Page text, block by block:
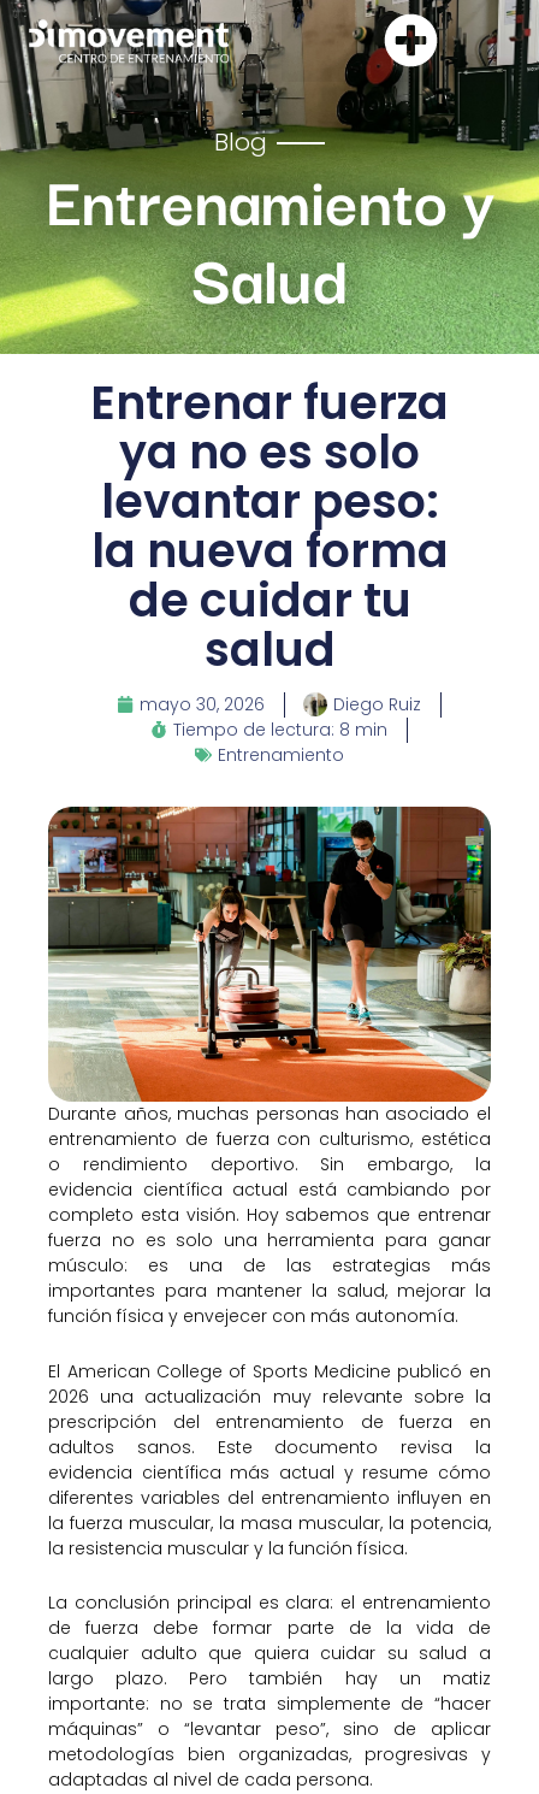
Ir
al
contenido
Blog
Entrenamiento y
Salud
Entrenar fuerza
ya no es solo
levantar peso:
la nueva forma
de cuidar tu
salud
mayo 30, 2026
Diego Ruiz
Tiempo de lectura: 8 min
Entrenamiento
Durante años, muchas personas han asociado el
entrenamiento de fuerza con culturismo, estética
o rendimiento deportivo. Sin embargo, la
evidencia científica actual está cambiando por
completo esta visión. Hoy sabemos que entrenar
fuerza no es solo una herramienta para ganar
músculo: es una de las estrategias más
importantes para mantener la salud, mejorar la
función física y envejecer con más autonomía.
El American College of Sports Medicine publicó en
2026 una actualización muy relevante sobre la
prescripción del entrenamiento de fuerza en
adultos sanos. Este documento revisa la
evidencia científica más actual y resume cómo
diferentes variables del entrenamiento influyen en
la fuerza muscular, la masa muscular, la potencia,
la resistencia muscular y la función física.
La conclusión principal es clara: el entrenamiento
de fuerza debe formar parte de la vida de
cualquier adulto que quiera cuidar su salud a
largo plazo. Pero también hay un matiz
importante: no se trata simplemente de “hacer
máquinas” o “levantar peso”, sino de aplicar
metodologías bien organizadas, progresivas y
adaptadas al nivel de cada persona.